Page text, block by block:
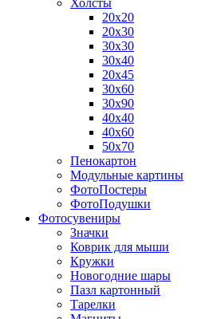
20х20
20х30
30х30
30х40
20х45
30х60
30х90
40х40
40х60
50х70
Пенокартон
Модульные картины
ФотоПостеры
ФотоПодушки
Фотоcувениры
Значки
Коврик для мыши
Кружки
Новогодние шары
Пазл картонный
Тарелки